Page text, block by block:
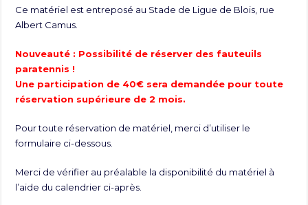
Ce matériel est entreposé au Stade de Ligue de Blois, rue
Albert Camus.
Nouveauté : Possibilité de réserver des fauteuils
paratennis !
Une participation de 40€ sera demandée pour toute
réservation supérieure de 2 mois.
Pour toute réservation de matériel, merci d’utiliser le
formulaire ci-dessous.
Merci de vérifier au préalable la disponibilité du matériel à
l’aide du calendrier ci-après.